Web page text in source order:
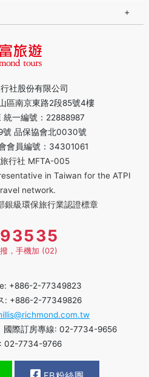
社股份有限公司
區南京東路2段85號4樓
統一編號：22888987
號 品保協會北0030號
會員編號：34301061
行社 MFTA-005
in Taiwan for the ATPI
network.
銀級環保旅行業認證標章
，手機加 (02)
+886-2-77349823
: +886-2-77349826
國際訂房專線: 02-7734-9656
02-7734-9766